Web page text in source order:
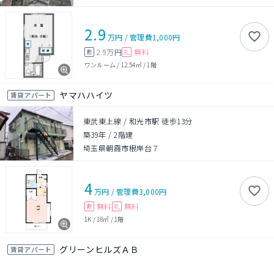
2.9 万円 /管理費1,000円
敷 2.9万円 礼 無料
ワンルーム / 12.54㎡/ 1階
賃貸アパート ヤマハハイツ
東武東上線 / 和光市駅 徒歩13分
築39年 /2階建
埼玉県朝霞市根岸台７
4万円 /管理費3,000円
敷 無料 礼 無料
1K / 18㎡ / 1階
賃貸アパート グリーンヒルズＡＢ